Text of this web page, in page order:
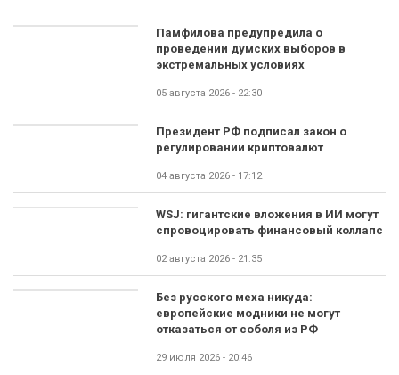
Памфилова предупредила о
проведении думских выборов в
экстремальных условиях
05 августа 2026 - 22:30
Президент РФ подписал закон о
регулировании криптовалют
04 августа 2026 - 17:12
WSJ: гигантские вложения в ИИ могут
спровоцировать финансовый коллапс
02 августа 2026 - 21:35
Без русского меха никуда:
европейские модники не могут
отказаться от соболя из РФ
29 июля 2026 - 20:46